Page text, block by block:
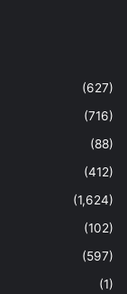
(627)
(716)
(88)
(412)
(1,624)
(102)
(597)
(1)